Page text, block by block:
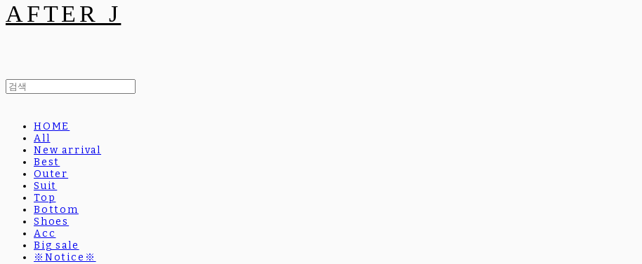
AFTER J
HOME
All
New arrival
Best
Outer
Suit
Top
Bottom
Shoes
Acc
Big sale
※Notice※